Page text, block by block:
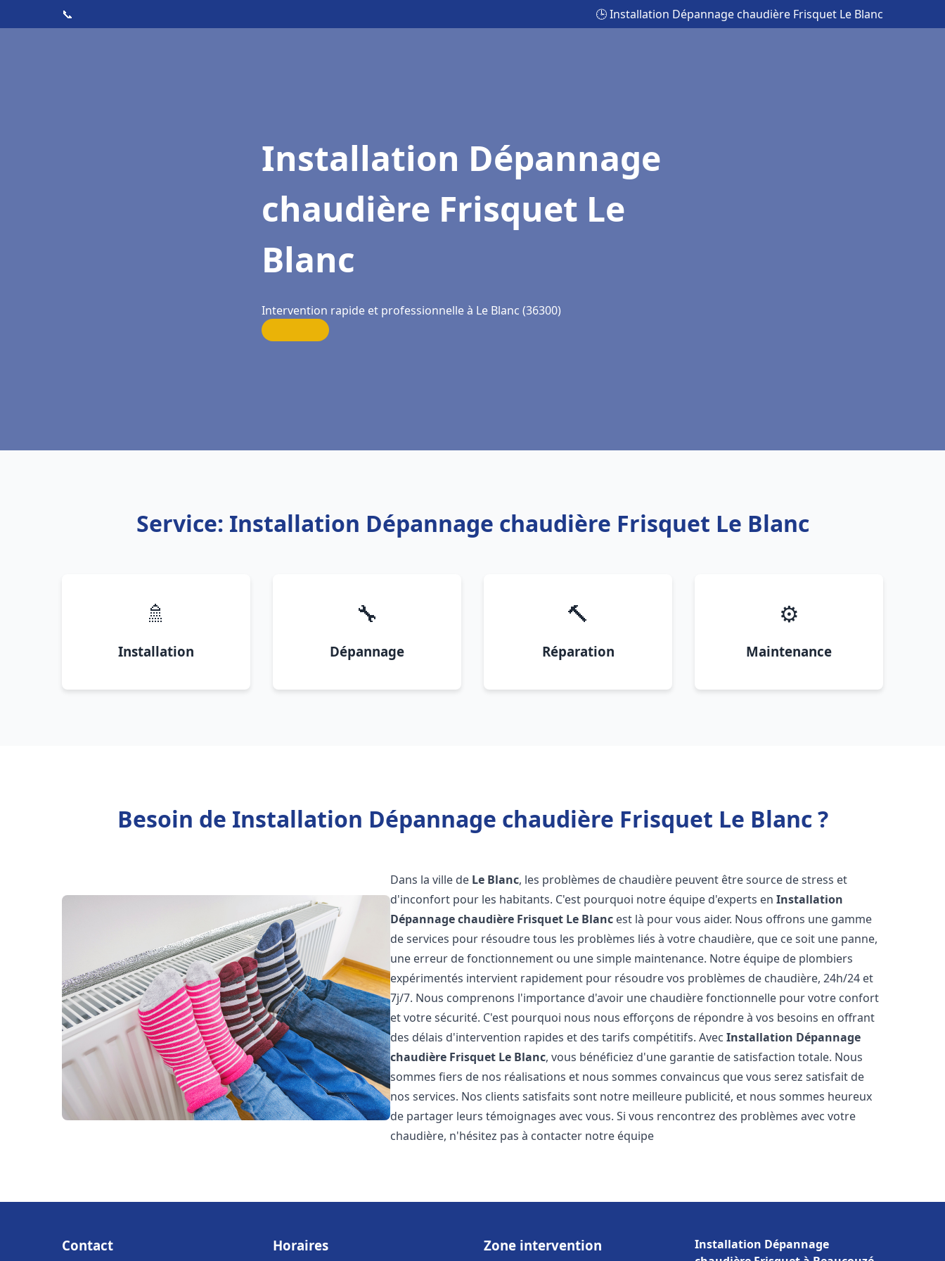
📞 🕒 Installation Dépannage chaudière Frisquet Le Blanc
Installation Dépannage
chaudière Frisquet Le
Blanc
Intervention rapide et professionnelle à Le Blanc (36300)
Service: Installation Dépannage chaudière Frisquet Le Blanc
🚿
Installation
🔧
Dépannage
🔨
Réparation
⚙️
Maintenance
Besoin de Installation Dépannage chaudière Frisquet Le Blanc ?
Dans la ville de Le Blanc, les problèmes de chaudière peuvent être source de stress et
d'inconfort pour les habitants. C'est pourquoi notre équipe d'experts enInstallation
Dépannage chaudière Frisquet Le Blanc est là pour vous aider. Nous offrons une gamme
de services pour résoudre tous les problèmes liés à votre chaudière, que ce soit une panne,
une erreur de fonctionnement ou une simple maintenance. Notre équipe de plombiers
expérimentés intervient rapidement pour résoudre vos problèmes de chaudière, 24h/24 et
7j/7. Nous comprenons l'importance d'avoir une chaudière fonctionnelle pour votre confort
et votre sécurité. C'est pourquoi nous nous efforçons de répondre à vos besoins en offrant
des délais d'intervention rapides et des tarifs compétitifs. AvecInstallation Dépannage
chaudière Frisquet Le Blanc, vous bénéficiez d'une garantie de satisfaction totale. Nous
sommes fiers de nos réalisations et nous sommes convaincus que vous serez satisfait de
nos services. Nos clients satisfaits sont notre meilleure publicité, et nous sommes heureux
de partager leurs témoignages avec vous. Si vous rencontrez des problèmes avec votre
chaudière, n'hésitez pas à contacter notre équipe
Contact Horaires Zone intervention
Installation Dépannage